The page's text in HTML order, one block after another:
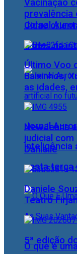
Cidac
dados na
Jornal
inteligência
nesta terça
O que é
Vacinação
prevalência
Jornal
Último Voo
Baixinhos,
as idades,
NewJeans
judicial com
Danielle
Daniele
Teatro
5ª edição